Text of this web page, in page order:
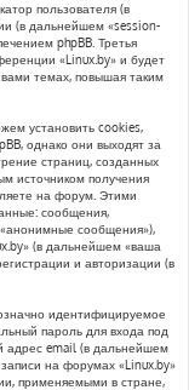
пользователя (в
(в дальнейшем «session-
phpBB. Третья
«Linux.by» и будет
темах, повышая таким
установить cookies,
однако они выходят за
страниц, созданных
источником получения
на форум. Этими
сообщения,
сообщения»),
(в дальнейшем «ваша
и авторизации (в
идентифицируемое
пароль для входа под
адрес email (в дальнейшем
на форумах «Linux.by»
применяемыми в стране,